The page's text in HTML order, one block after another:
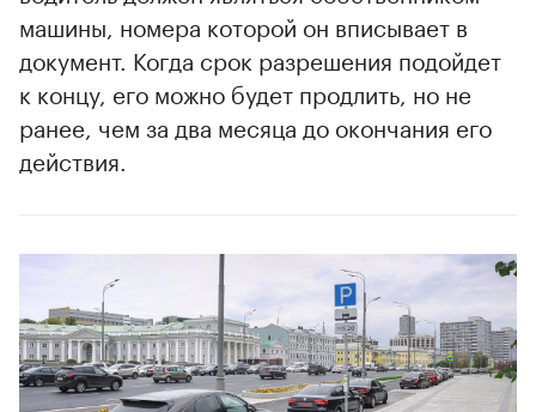
машины, номера которой он вписывает в
документ. Когда срок разрешения подойдет
к концу, его можно будет продлить, но не
ранее, чем за два месяца до окончания его
действия.